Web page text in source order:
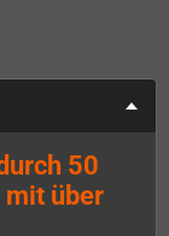
50
mit über